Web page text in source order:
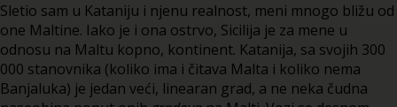
Sletio sam u Kataniju i njenu realnost, meni mnogo bližu od
one Maltine. Iako je i ona ostrvo, Sicilija je za mene u
odnosu na Maltu kopno, kontinent. Katanija, sa svojih 300
000 stanovnika (koliko ima i čitava Malta i koliko nema
Banjaluka) je jedan veći, linearan grad, a ne neka čudna